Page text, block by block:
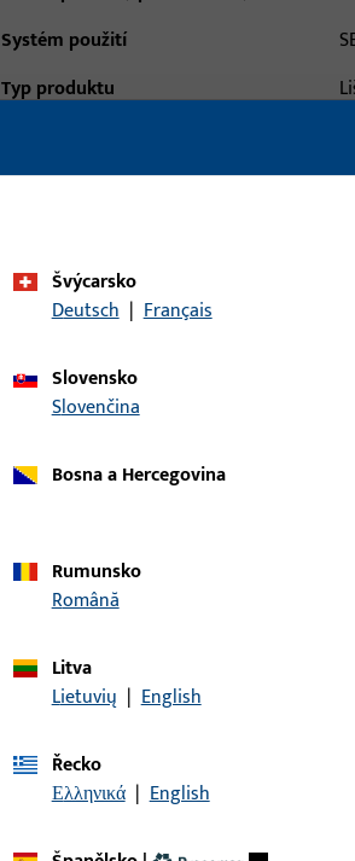
Systém použití
Typ produktu
Hmotnost brutto
Minimální objednací jednotka
x 8 x
Švýcarsko
Deutsch | Français
Slovensko
Slovenčina
Bosna a Hercegovina
Rumunsko
Română
Litva
Lietuvių | English
Řecko
Ελληνικά | English